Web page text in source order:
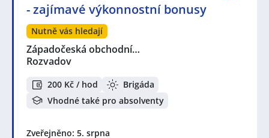
- zajímavé výkonnostní bonusy
Nutně vás hledají
Západočeská obchodní…
Rozvadov
200 Kč / hod
Brigáda
Vhodné také pro absolventy
Zveřejněno: 5. srpna